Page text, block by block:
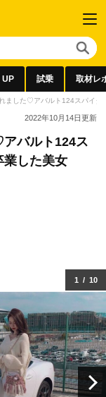
UP 試乗 取材レ
ました♡アバルト124スパイダ
2022年10月14日更新
バルト124ス
業した美女
1 / 10